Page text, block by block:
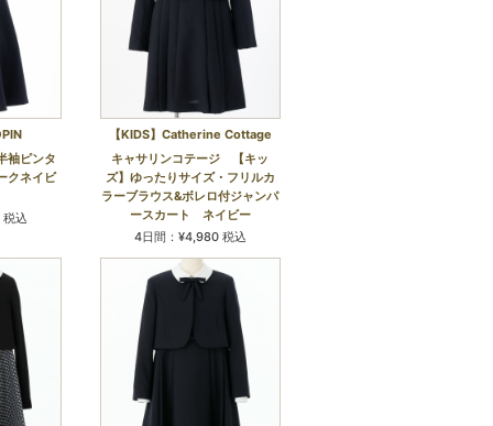
袖ピンタ
クネイビ
込
【KIDS】Catherine Cottage
キャサリンコテージ 【キッ
ズ】ゆったりサイズ・フリルカ
ラーブラウス&ボレロ付ジャンパ
ースカート ネイビー
4日間：¥4,980 税込